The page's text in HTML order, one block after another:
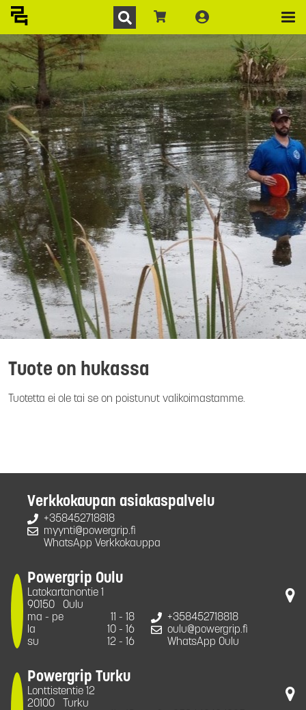
Tuote on hukassa
Tuotetta ei ole tai se on poistunut valikoimastamme.
Verkkokaupan asiakaspalvelu
+358452718818
myynti@powergrip.fi
WhatsApp Verkkokauppa
Powergrip Oulu
Latokartanontie 1
90150
Oulu
ma - pe
11 - 18
la
10 - 16
su
12 - 16
+358452718818
oulu@powergrip.fi
WhatsApp Oulu
Powergrip Turku
Lonttistentie 12
20100
Turku